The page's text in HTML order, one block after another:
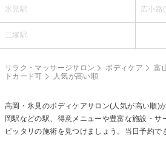
氷見駅 広小路
二塚駅
リラク・マッサージサロン ボディケア 富
トカード可
人気が高い順
高岡・氷見のボディケアサロン(人気が高い順)
岡駅などの駅、得意メニューや豊富な施設・サ
ピッタリの施術を見つけましょう。当日予約で